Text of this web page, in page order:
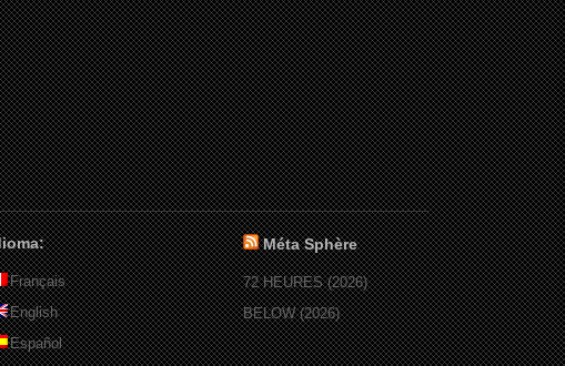
Français
English
Español
Méta Sphère
72 HEURES (2026)
BELOW (2026)